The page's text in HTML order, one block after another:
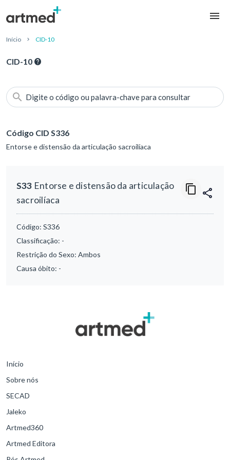
Início CID-10
CID-10
Digite o código ou palavra-chave para consultar
Código CID S336
Entorse e distensão da articulação sacroilíaca
S33 Entorse e distensão da articulação
sacroilíaca
Código: S336
Classificação: -
Restrição do Sexo: Ambos
Causa óbito: -
Início
Sobre nós
SECAD
Jaleko
Artmed360
Artmed Editora